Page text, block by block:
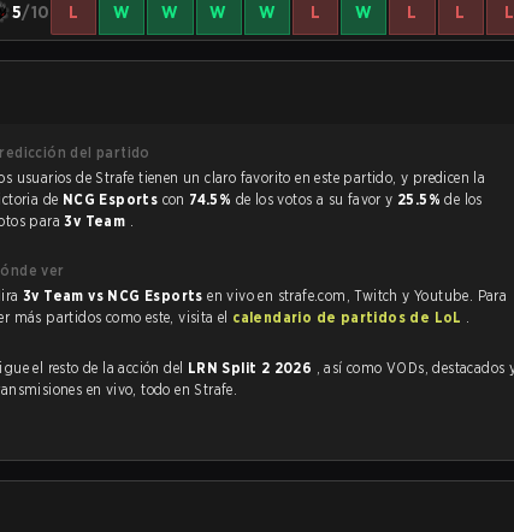
5/10 L W W W W L W L L L
del partido
de Strafe tienen un claro favorito en este partido, y predicen la
de NCG Esports con 74.5% de los votos a su favor y 25.5%de los
para3v Team .
ver
3v Team vs NCG Esportsen vivo en strafe.com, Twitch y Youtube. Para
más partidos como este, visita el calendario de partidos de LoL .
el resto de la acción del LRN Split 2 2026 , así como VODs, destacados y
en vivo, todo en Strafe.